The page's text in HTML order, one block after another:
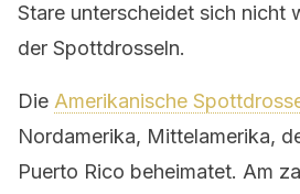
Stare unterscheidet sich nicht
der Spottdrosseln.
Die Amerikanische
Nordamerika, Mittelamerika,
Puerto Rico beheimatet. Am